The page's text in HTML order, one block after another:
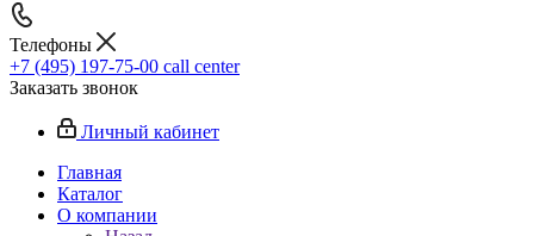
Телефоны
+7 (495) 197-75-00 call center
Заказать звонок
Личный кабинет
Главная
Каталог
О компании